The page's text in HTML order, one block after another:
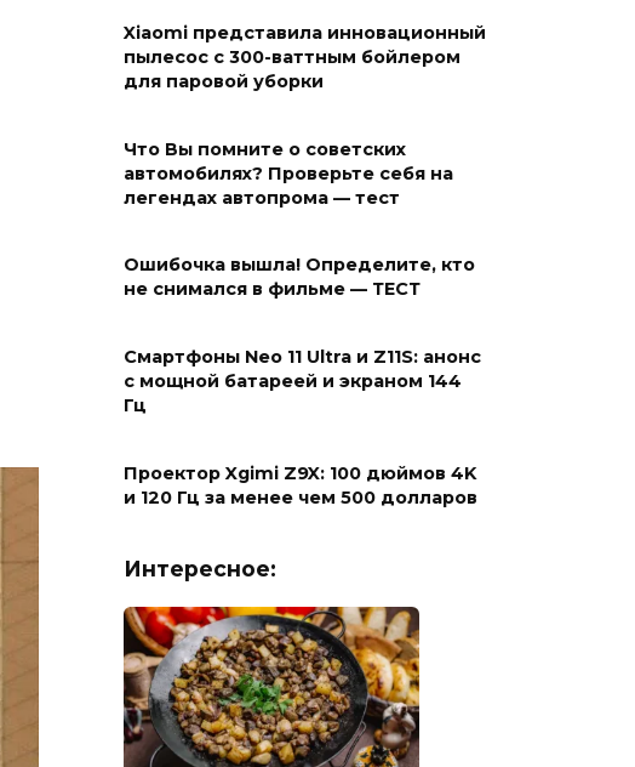
Xiaomi представила инновационный
пылесос с 300-ваттным бойлером
для паровой уборки
Что Вы помните о советских
автомобилях? Проверьте себя на
легендах автопрома — тест
Ошибочка вышла! Определите, кто
не снимался в фильме — ТЕСТ
Смартфоны Neo 11 Ultra и Z11S: анонс
с мощной батареей и экраном 144
Гц
Проектор Xgimi Z9X: 100 дюймов 4K
и 120 Гц за менее чем 500 долларов
Интересное: